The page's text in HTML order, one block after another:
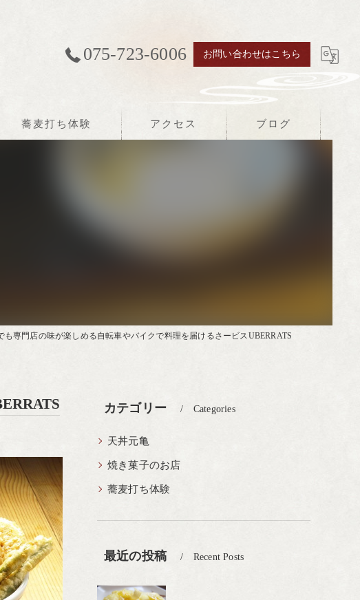
075-723-6006 お問い合わせはこちら
蕎麦打ち体験 アクセス ブログ
も専門店の味が楽しめる自転車やバイクで料理を届けるさービスUBERRATS
カテゴリー Categories
天丼元亀
焼き菓子のお店
蕎麦打ち体験
最近の投稿 Recent Posts